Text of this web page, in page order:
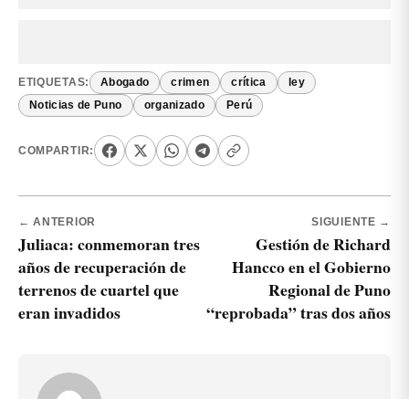
ETIQUETAS: Abogado crimen crítica ley
Noticias de Puno organizado Perú
COMPARTIR:
← ANTERIOR
Juliaca: conmemoran tres
años de recuperación de
terrenos de cuartel que
eran invadidos
SIGUIENTE →
Gestión de Richard
Hancco en el Gobierno
Regional de Puno
“reprobada” tras dos años